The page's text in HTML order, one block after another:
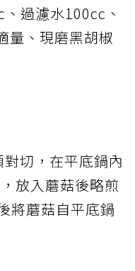
過濾水100cc、
量、現磨黑胡椒
切，在平底鍋內
放入蘑菇後略煎
將蘑菇自平底鍋